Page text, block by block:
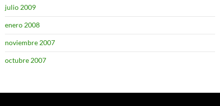
julio 2009
enero 2008
noviembre 2007
octubre 2007